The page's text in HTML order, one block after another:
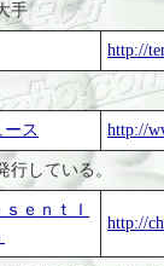
手
http://
ス http://
行している。
ｅｎｔＩ
http://